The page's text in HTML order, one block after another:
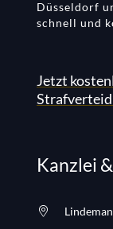
Düsseldorf
schnell und
Jetzt
Kanzlei